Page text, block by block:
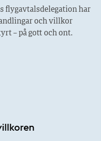
flygavtalsdelegation har
och villkor
– på gott och ont.